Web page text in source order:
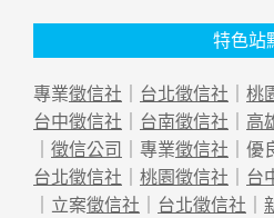
特色站
專業徵信社 ｜ 台北徵信社 ｜ 桃
台中徵信社 ｜ 台南徵信社 ｜ 高
｜ 徵信公司 ｜專業徵信社 ｜優
台北徵信社 ｜ 桃園徵信社 ｜ 台
｜立案徵信社 ｜ 台北徵信社 ｜